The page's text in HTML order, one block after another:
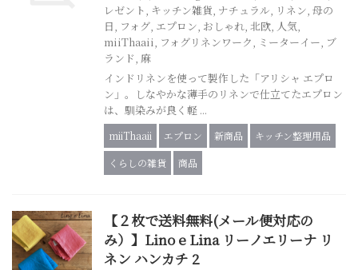
レゼント, キッチン雑貨, ナチュラル, リネン, 母の
日, フォグ, エプロン, おしゃれ, 北欧, 人気,
miiThaaii, フォグリネンワーク, ミーターイー, ブ
ランド, 麻
インドリネンを使って製作した「アリシャ エプロ
ン」。しなやかな薄手のリネンで仕立てたエプロン
は、馴染みが良く軽 ...
miiThaaii エプロン 新商品
キッチン整理用品
くらしの雑貨
商品
【２枚で送料無料(メール便対応の
み）】Lino e Lina リーノエリーナ リ
ネン ハンカチ 2